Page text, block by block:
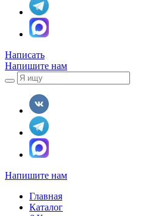
Написать
Напишите нам
Напишите нам
Главная
Каталог